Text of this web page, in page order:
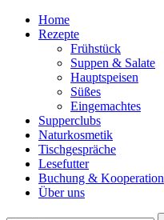
Home
Rezepte
Frühstück
Suppen & Salate
Hauptspeisen
Süßes
Eingemachtes
Supperclubs
Naturkosmetik
Tischgespräche
Lesefutter
Buchung & Kooperation
Über uns